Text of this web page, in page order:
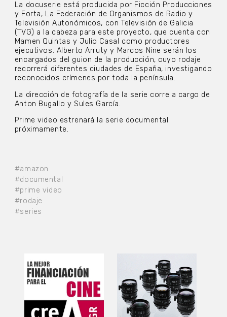
#amazon
#documental
#prime video
#rodaje
#series
La docuserie está producida por Ficción Producciones
y Forta, La Federación de Organismos de Radio y
Televisión Autonómicos, con Televisión de Galicia
(TVG) a la cabeza para este proyecto, que cuenta con
Mamen Quintas y Julio Casal como productores
ejecutivos. Alberto Arruty y Marcos Nine serán los
encargados del guion de la producción, cuyo rodaje
recorrerá diferentes ciudades de España, investigando
reconocidos crímenes por toda la península.
La dirección de fotografía de la serie corre a cargo de
Anton Bugallo y Sules García.
Prime video estrenará la serie documental
próximamente.